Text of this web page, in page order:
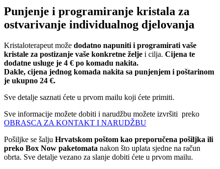
Punjenje i programiranje kristala za
ostvarivanje individualnog djelovanja
Kristaloterapeut može dodatno napuniti i programirati vaše
kristale za postizanje vaše konkretne želje i cilja. Cijena te
dodatne usluge je 4 € po komadu nakita.
Dakle, cijena jednog komada nakita sa punjenjem i poštarinom
je ukupno 24 €.
Sve detalje saznati ćete u prvom mailu koji ćete primiti.
Sve informacije možete dobiti i narudžbu možete izvršiti preko
OBRASCA ZA KONTAKT I NARUDŽBU
Pošiljke se šalju Hrvatskom poštom kao preporučena pošiljka ili
preko Box Now paketomata nakon što uplata sjedne na račun
obrta. Sve detalje vezano za slanje dobiti ćete u prvom mailu.